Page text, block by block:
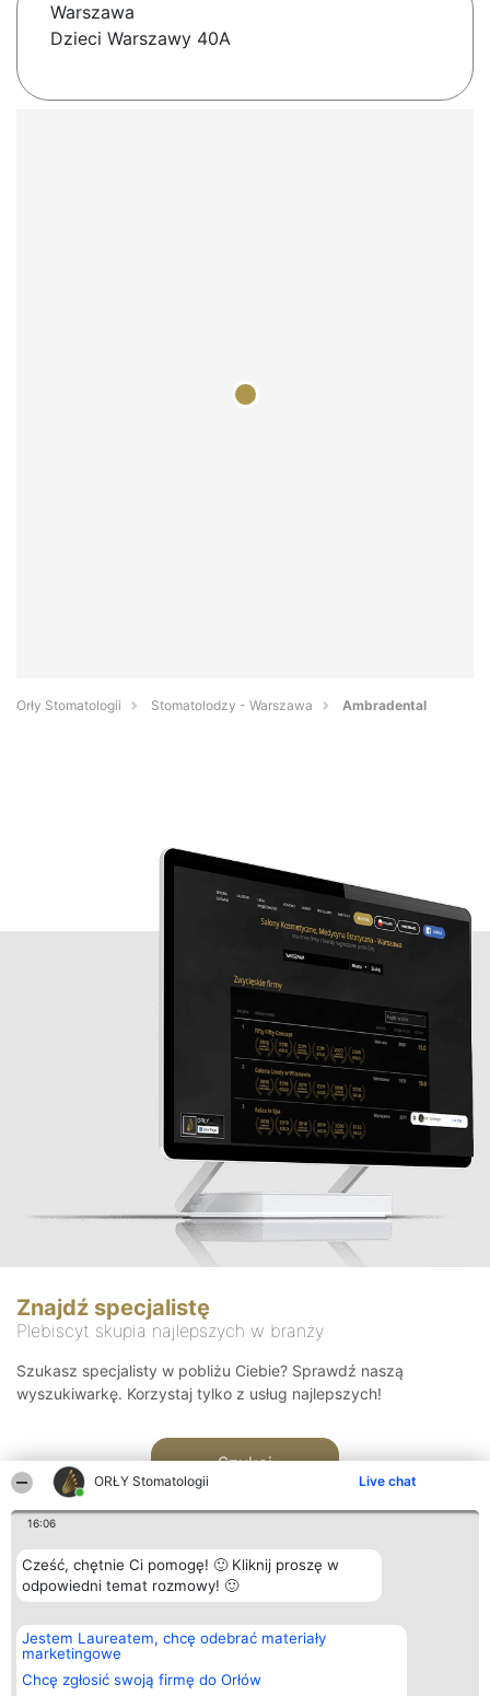
ORŁY Stomatologii Live chat
16:06
Cześć, chętnie Ci pomogę! 🙂 Kliknij proszę w
odpowiedni temat rozmowy! 🙂
Jestem Laureatem, chcę odebrać materiały
marketingowe
Chcę zgłosić swoją firmę do Orłów
Warszawa
Dzieci Warszawy 40A
Orły Stomatologii Stomatolodzy - Warszawa Ambradental
Znajdź specjalistę
Plebiscyt skupia najlepszych w branży
Szukasz specjalisty w pobliżu Ciebie? Sprawdź naszą
wyszukiwarkę. Korzystaj tylko z usług najlepszych!
Szukaj
Organizator plebiscytu
Bright Side Solutions sp. z o.
o. sp. k.
ul. Ruska 22
Wrocław 50-079
Plebiscyt
Laureaci
wszystkich
Laureatów
Kontakt
Kontakt